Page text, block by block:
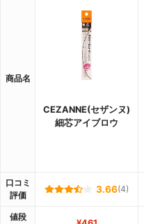
商品名
CEZANNE(セザンヌ)
細芯アイブロウ
口コミ
評価
3.66(4)
値段